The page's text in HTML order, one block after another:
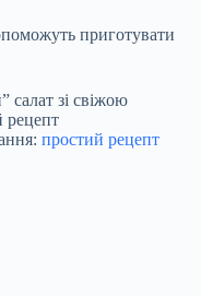
приготувати
салат зі свіжою
рецепт
простий рецепт